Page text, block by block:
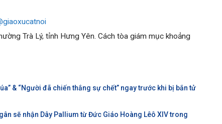
Trà Lý, tỉnh Hưng Yên. Cách tòa giám mục khoảng
& “Người đã chiến thắng sự chết” ngay trước khi bị bắn tử
sẽ nhận Dây Pallium từ Đức Giáo Hoàng Lêô XIV trong